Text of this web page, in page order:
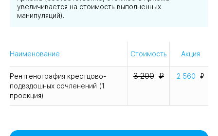
увеличивается на стоимость выполненных
манипуляций).
Наименование Стоимость Акция
Рентгенография крестцово-
подвздошных сочленений (1
проекция)
3 200 2 560